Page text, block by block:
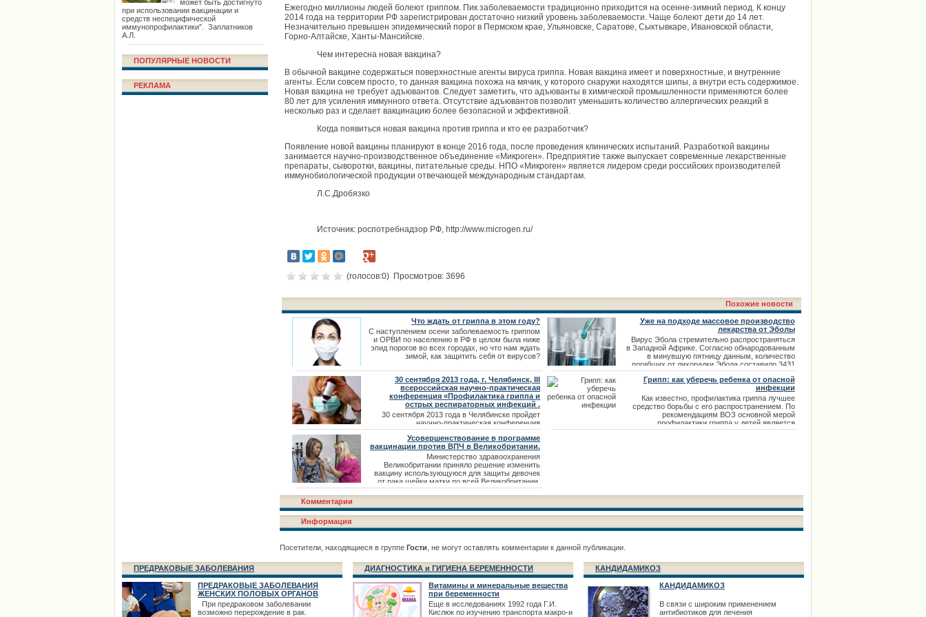
может быть достигнуто
при использовании вакцинации и
средств неспецифической
иммунопрофилактики”. Заплатников
А.Л.
ПОПУЛЯРНЫЕ НОВОСТИ
РЕКЛАМА
Ежегодно миллионы людей болеют гриппом. Пик заболеваемости традиционно приходится на осенне-зимний период. К концу
2014 года на территории РФ зарегистрирован достаточно низкий уровень заболеваемости. Чаще болеют дети до 14 лет.
Незначительно превышен эпидемический порог в Пермском крае, Ульяновске, Саратове, Сыктывкаре, Ивановской области,
Горно-Алтайске, Ханты-Мансийске.
Чем интересна новая вакцина?
В обычной вакцине содержаться поверхностные агенты вируса гриппа. Новая вакцина имеет и поверхностные, и внутренние
агенты. Если совсем просто, то данная вакцина похожа на мячик, у которого снаружи находятся шипы, а внутри есть содержимое.
Новая вакцина не требует адъювантов. Следует заметить, что адъюванты в химической промышленности применяются более
80 лет для усиления иммунного ответа. Отсутствие адъювантов позволит уменьшить количество аллергических реакций в
несколько раз и сделает вакцинацию более безопасной и эффективной.
Когда появиться новая вакцина против гриппа и кто ее разработчик?
Появление новой вакцины планируют в конце 2016 года, после проведения клинических испытаний. Разработкой вакцины
занимается научно-производственное объединение «Микроген». Предприятие также выпускает современные лекарственные
препараты, сыворотки, вакцины, питательные среды. НПО «Микроген» является лидером среди российских производителей
иммунобиологической продукции отвечающей международным стандартам.
Л.С.Дробязко
Источник: роспотребнадзор РФ, http://www.microgen.ru/
(голосов:0) Просмотров: 3696
Похожие новости
Что ждать от гриппа в этом году?
С наступлением осени заболеваемость гриппом
и ОРВИ по населению в РФ в целом была ниже
эпид порогов во всех городах, но что нам ждать
зимой, как защитить себя от вирусов?
Уже на подходе массовое производство
лекарства от Эболы
Вирус Эбола стремительно распространяться
в Западной Африке. Согласно обнародованным
в минувшую пятницу данным, количество
погибших от лихорадки Эбола составило 3431
человек, заражено 7470 человек. Эффективной
вакцина против вируса находится в стадии
разработки.
30 сентября 2013 года, г. Челябинск, III
всероссийская научно-практическая
конференция «Профилактика гриппа и
острых респираторных инфекций .
30 сентября 2013 года в Челябинске пройдет
научно-практическая конференция
«Профилактика гриппа и острых респираторных
инфекций». Конференция будет посвящена
анализу результатов диагностики и лечения
больных гриппом и ОРВИ, результатам
собственных исследований по патогенезу
гриппозной инфекции, вопросам организации
медицинской помощи
Грипп: как уберечь ребенка от опасной
инфекции
Как известно, профилактика гриппа лучшее
средство борьбы с его распространением. По
рекомендациям ВОЗ основной мерой
профилактики гриппа у детей является
вакцинация. Как предупредить грипп, как
Усовершенствование в программе
вакцинации против ВПЧ в Великобритании.
Министерство здравоохранения
Великобритании приняло решение изменить
вакцину использующуюся для защиты девочек
от рака шейки матки по всей Великобритании.
Комментарии
Информация
Посетители, находящиеся в группе Гости , не могут оставлять комментарии к данной публикации.
ПРЕДРАКОВЫЕ ЗАБОЛЕВАНИЯ
ПРЕДРАКОВЫЕ ЗАБОЛЕВАНИЯ
ЖЕНСКИХ ПОЛОВЫХ ОРГАНОВ
При предраковом заболевании
возможно перерождение в рак.
ДИАГНОСТИКА и ГИГИЕНА БЕРЕМЕННОСТИ
Витамины и минеральные вещества
при беременности
Еще в исследованиях 1992 года Г.И.
Кислюк по изучению транспорта макро-и
КАНДИДАМИКОЗ
КАНДИДАМИКОЗ
В связи с широким применением
антибиотиков для лечения